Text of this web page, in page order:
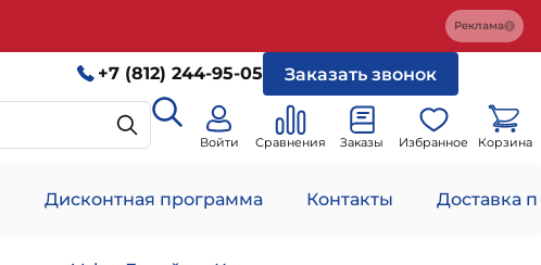
Реклама
+7 (812) 244-95-05 Заказать звонок
Войти Сравнения Заказы Избранное Корзина
Дисконтная программа Контакты Доставка